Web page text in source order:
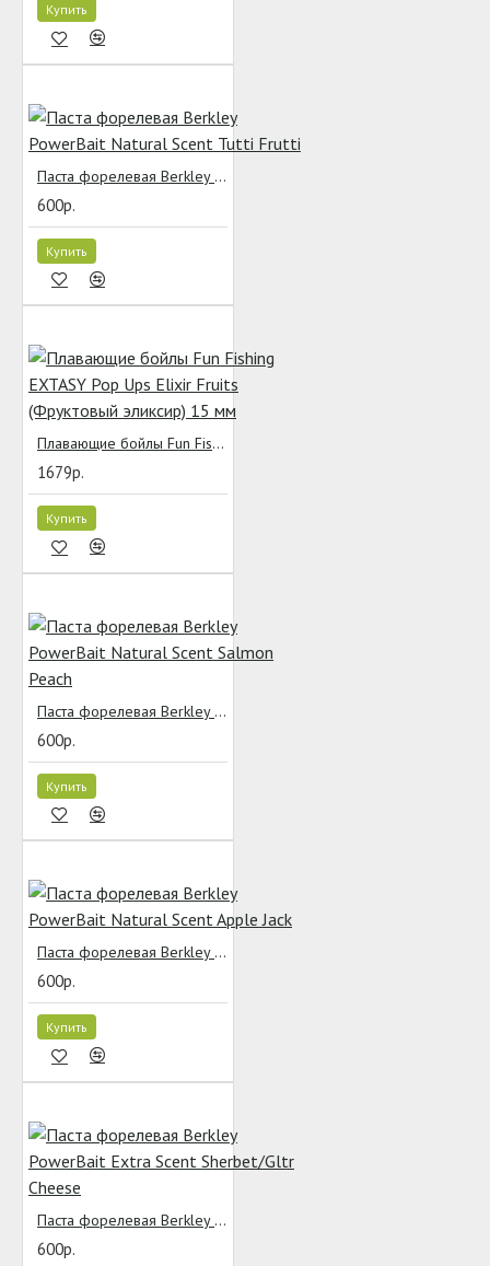
Купить
Паста форелевая Berkley PowerBait Natural Scent Tutti Frutti
600р.
Купить
Плавающие бойлы Fun Fishing EXTASY Pop Ups Elixir Fruits (Фруктовый эликсир) 15 мм
1679р.
Купить
Паста форелевая Berkley PowerBait Natural Scent Salmon Peach
600р.
Купить
Паста форелевая Berkley PowerBait Natural Scent Apple Jack
600р.
Купить
Паста форелевая Berkley PowerBait Extra Scent Sherbet/Gltr Cheese
600р.